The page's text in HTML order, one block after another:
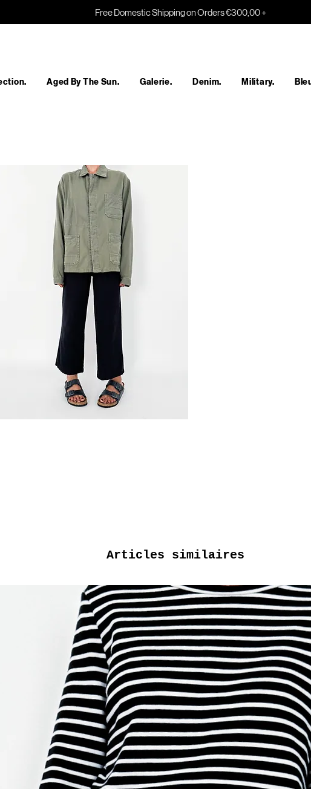
Free Domestic Shipping on Orders €300,00 +
Aged By The Sun. Galerie. Denim. Military.
Articles similaires